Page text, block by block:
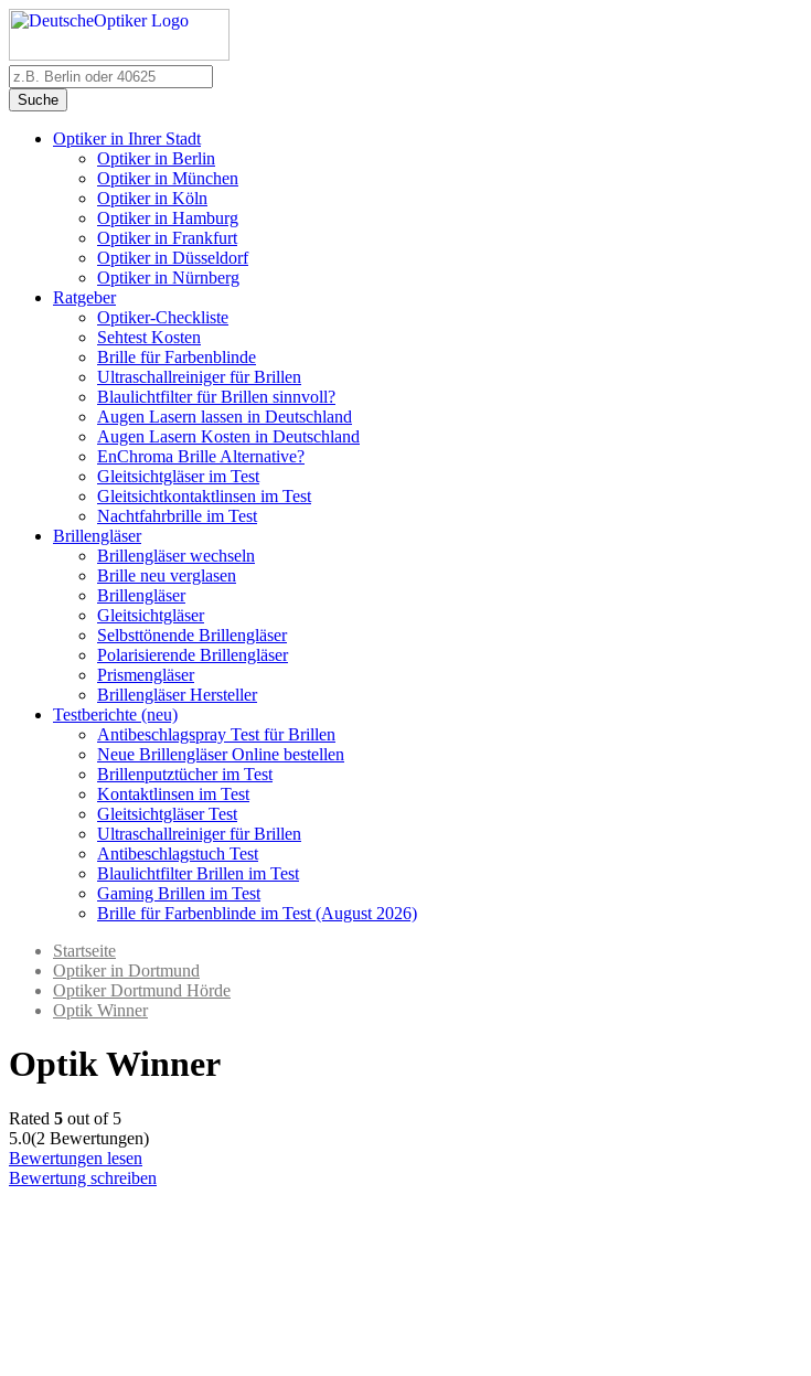
Suche
Optiker in Ihrer Stadt
Optiker in Berlin
Optiker in München
Optiker in Köln
Optiker in Hamburg
Optiker in Frankfurt
Optiker in Düsseldorf
Optiker in Nürnberg
Ratgeber
Optiker-Checkliste
Sehtest Kosten
Brille für Farbenblinde
Ultraschallreiniger für Brillen
Blaulichtfilter für Brillen sinnvoll?
Augen Lasern lassen in Deutschland
Augen Lasern Kosten in Deutschland
EnChroma Brille Alternative?
Gleitsichtgläser im Test
Gleitsichtkontaktlinsen im Test
Nachtfahrbrille im Test
Brillengläser
Brillengläser wechseln
Brille neu verglasen
Brillengläser
Gleitsichtgläser
Selbsttönende Brillengläser
Polarisierende Brillengläser
Prismengläser
Brillengläser Hersteller
Testberichte (neu)
Antibeschlagspray Test für Brillen
Neue Brillengläser Online bestellen
Brillenputztücher im Test
Kontaktlinsen im Test
Gleitsichtgläser Test
Ultraschallreiniger für Brillen
Antibeschlagstuch Test
Blaulichtfilter Brillen im Test
Gaming Brillen im Test
Brille für Farbenblinde im Test (August 2026)
Startseite
Optiker in Dortmund
Optiker Dortmund Hörde
Optik Winner
Optik Winner
Rated 5 out of 5
5.0(2 Bewertungen)
Bewertungen lesen
Bewertung schreiben